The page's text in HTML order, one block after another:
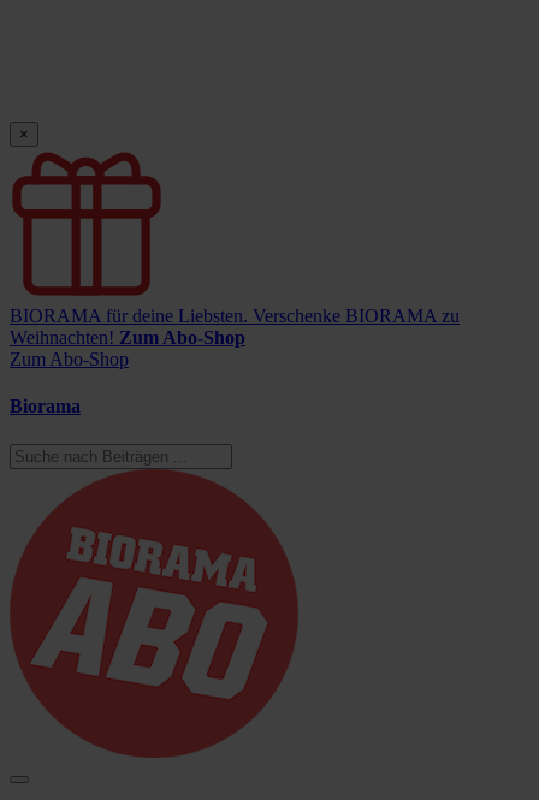
×
BIORAMA für deine Liebsten. Verschenke BIORAMA zu
Weihnachten! Zum Abo-Shop
Zum Abo-Shop
Biorama